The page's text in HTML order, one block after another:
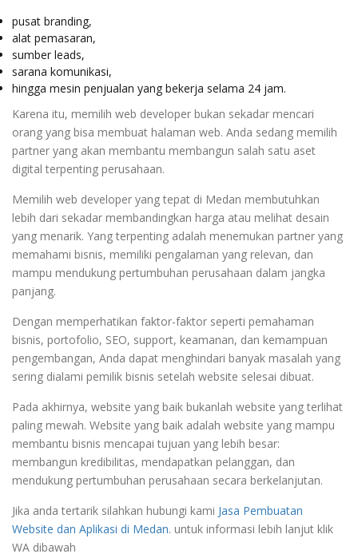
pusat branding,
alat pemasaran,
sumber leads,
sarana komunikasi,
hingga mesin penjualan yang bekerja selama 24 jam.
Karena itu, memilih web developer bukan sekadar mencari
orang yang bisa membuat halaman web. Anda sedang memilih
partner yang akan membantu membangun salah satu aset
digital terpenting perusahaan.
Memilih web developer yang tepat di Medan membutuhkan
lebih dari sekadar membandingkan harga atau melihat desain
yang menarik. Yang terpenting adalah menemukan partner yang
memahami bisnis, memiliki pengalaman yang relevan, dan
mampu mendukung pertumbuhan perusahaan dalam jangka
panjang.
Dengan memperhatikan faktor-faktor seperti pemahaman
bisnis, portofolio, SEO, support, keamanan, dan kemampuan
pengembangan, Anda dapat menghindari banyak masalah yang
sering dialami pemilik bisnis setelah website selesai dibuat.
Pada akhirnya, website yang baik bukanlah website yang terlihat
paling mewah. Website yang baik adalah website yang mampu
membantu bisnis mencapai tujuan yang lebih besar:
membangun kredibilitas, mendapatkan pelanggan, dan
mendukung pertumbuhan perusahaan secara berkelanjutan.
Jika anda tertarik silahkan hubungi kami Jasa Pembuatan
Website dan Aplikasi di Medan. untuk informasi lebih lanjut klik
WA dibawah